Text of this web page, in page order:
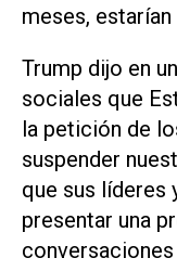
meses,
Trump dijo en
sociales que
la petición de
suspender
que sus líderes
presentar una